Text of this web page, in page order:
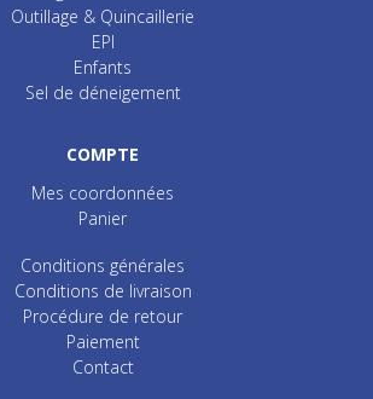
Outillage & Quincaillerie
EPI
Enfants
Sel de déneigement
COMPTE
Mes coordonnées
Panier
Conditions générales
Conditions de livraison
Procédure de retour
Paiement
Contact